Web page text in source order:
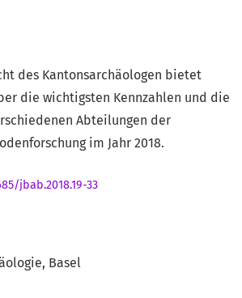
Basel
des Kantonsarchäologen bietet
die wichtigsten Kennzahlen und die
Abteilungen der
im Jahr 2018.
jbab.2018.19-33